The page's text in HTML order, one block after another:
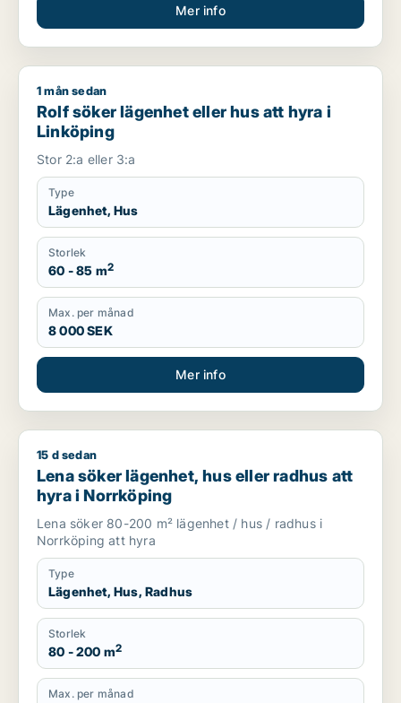
Mer info
Rolf söker lägenhet eller hus att hyra i Linköping
1 mån sedan
Rolf söker lägenhet eller hus att hyra i
Linköping
Stor 2:a eller 3:a
Type
Lägenhet, Hus
Storlek
60 - 85 m2
Max. per månad
8 000 SEK
Mer info
Lena söker lägenhet, hus eller radhus att hyra i Norrköping
15 d sedan
Lena söker lägenhet, hus eller radhus att
hyra i Norrköping
Lena söker 80-200 m² lägenhet / hus / radhus i
Norrköping att hyra
Type
Lägenhet, Hus, Radhus
Storlek
80 - 200 m2
Max. per månad